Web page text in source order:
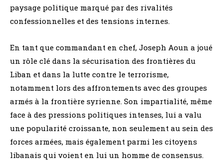
paysage politique marqué par des rivalités
confessionnelles et des tensions internes.
En tant que commandant en chef, Joseph Aoun a joué
un rôle clé dans la sécurisation des frontières du
Liban et dans la lutte contre le terrorisme,
notamment lors des affrontements avec des groupes
armés à la frontière syrienne. Son impartialité, même
face à des pressions politiques intenses, lui a valu
une popularité croissante, non seulement au sein des
forces armées, mais également parmi les citoyens
libanais qui voient en lui un homme de consensus.